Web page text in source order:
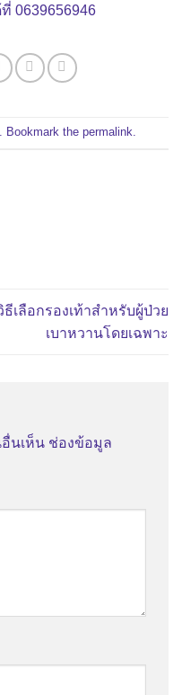
0639656946
. Bookmark the permalink
ธีเลือกรองเท้าสำหรับผู้ป่วย
เบาหวานโดยเฉพาะ
นเห็น ช่องข้อมูล